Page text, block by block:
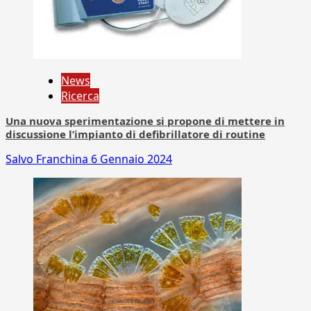
News
Ricerca
Una nuova sperimentazione si propone di mettere in
discussione l’impianto di defibrillatore di routine
Salvo Franchina 6 Gennaio 2024